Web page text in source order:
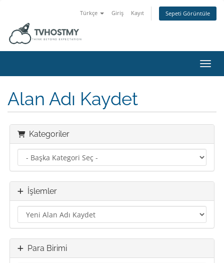
Türkçe Giriş Kayıt Sepeti Görüntüle
Alan Adı Kaydet
Kategoriler
İşlemler
Para Birimi